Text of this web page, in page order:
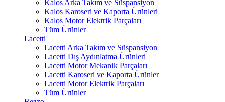
Kalos Arka Takım ve Süspansiyon
Kalos Karoseri ve Kaporta Ürünleri
Kalos Motor Elektrik Parçaları
Tüm Ürünler
Lacetti
Lacetti Arka Takım ve Süspansiyon
Lacetti Dış Aydınlatma Ürünleri
Lacetti Motor Mekanik Parçaları
Lacetti Karoseri ve Kaporta Ürünler
Lacetti Motor Elektrik Parçaları
Tüm Ürünler